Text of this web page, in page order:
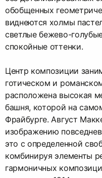
обобщенных
виднеются холмы
светлые бежево-
спокойные оттенки.
Центр композиции
готическом и
расположена высокая
башня, которой на
Фрайбурге. Август
изображению
это с определенной
комбинируя элементы
гармоничных